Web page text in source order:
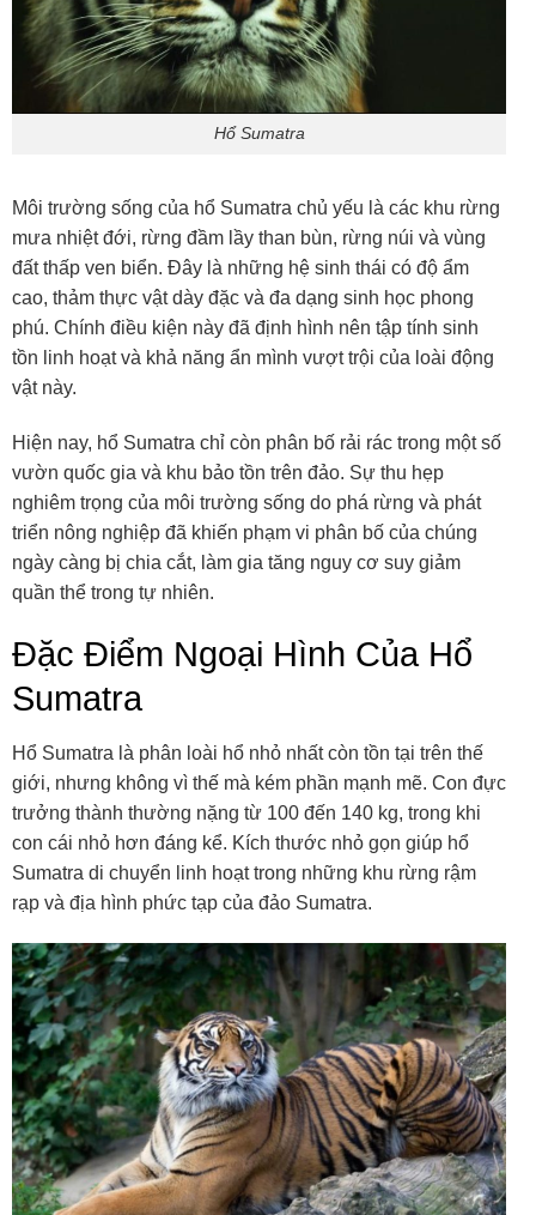
Hổ Sumatra
Môi trường sống của hổ Sumatra chủ yếu là các khu rừng
mưa nhiệt đới, rừng đầm lầy than bùn, rừng núi và vùng
đất thấp ven biển. Đây là những hệ sinh thái có độ ẩm
cao, thảm thực vật dày đặc và đa dạng sinh học phong
phú. Chính điều kiện này đã định hình nên tập tính sinh
tồn linh hoạt và khả năng ẩn mình vượt trội của loài động
vật này.
Hiện nay, hổ Sumatra chỉ còn phân bố rải rác trong một số
vườn quốc gia và khu bảo tồn trên đảo. Sự thu hẹp
nghiêm trọng của môi trường sống do phá rừng và phát
triển nông nghiệp đã khiến phạm vi phân bố của chúng
ngày càng bị chia cắt, làm gia tăng nguy cơ suy giảm
quần thể trong tự nhiên.
Đặc Điểm Ngoại Hình Của Hổ
Sumatra
Hổ Sumatra là phân loài hổ nhỏ nhất còn tồn tại trên thế
giới, nhưng không vì thế mà kém phần mạnh mẽ. Con đực
trưởng thành thường nặng từ 100 đến 140 kg, trong khi
con cái nhỏ hơn đáng kể. Kích thước nhỏ gọn giúp hổ
Sumatra di chuyển linh hoạt trong những khu rừng rậm
rạp và địa hình phức tạp của đảo Sumatra.